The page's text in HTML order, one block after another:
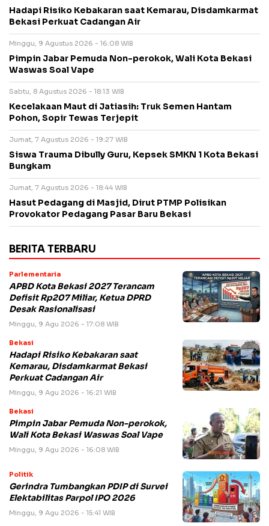
Hadapi Risiko Kebakaran saat Kemarau, Disdamkarmat
Bekasi Perkuat Cadangan Air
Minggu, 9 Agustus 2026 - 16:08 WIB
Pimpin Jabar Pemuda Non-perokok, Wali Kota Bekasi
Waswas Soal Vape
Sabtu, 8 Agustus 2026 - 18:13 WIB
Kecelakaan Maut di Jatiasih: Truk Semen Hantam
Pohon, Sopir Tewas Terjepit
Jumat, 7 Agustus 2026 - 19:27 WIB
Siswa Trauma Dibully Guru, Kepsek SMKN 1 Kota Bekasi
Bungkam
Jumat, 7 Agustus 2026 - 18:44 WIB
Hasut Pedagang di Masjid, Dirut PTMP Polisikan
Provokator Pedagang Pasar Baru Bekasi
BERITA TERBARU
Parlementaria
APBD Kota Bekasi 2027 Terancam
Defisit Rp207 Miliar, Ketua DPRD
Desak Rasionalisasi
Minggu, 9 Agu 2026 - 17:08 WIB
Bekasi
Hadapi Risiko Kebakaran saat
Kemarau, Disdamkarmat Bekasi
Perkuat Cadangan Air
Minggu, 9 Agu 2026 - 16:21 WIB
Bekasi
Pimpin Jabar Pemuda Non-perokok,
Wali Kota Bekasi Waswas Soal Vape
Minggu, 9 Agu 2026 - 16:08 WIB
Politik
Gerindra Tumbangkan PDIP di Survei
Elektabilitas Parpol IPO 2026
Minggu, 9 Agu 2026 - 15:41 WIB